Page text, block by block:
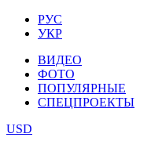
РУС
УКР
ВИДЕО
ФОТО
ПОПУЛЯРНЫЕ
СПЕЦПРОЕКТЫ
USD